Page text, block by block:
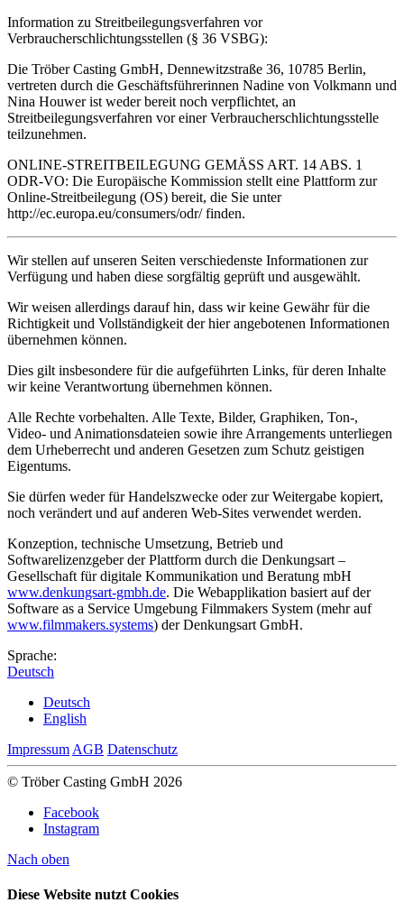
Information zu Streitbeilegungsverfahren vor
Verbraucherschlichtungsstellen (§ 36 VSBG):
Die Tröber Casting GmbH, Dennewitzstraße 36, 10785 Berlin,
vertreten durch die Geschäftsführerinnen Nadine von Volkmann und
Nina Houwer ist weder bereit noch verpflichtet, an
Streitbeilegungsverfahren vor einer Verbraucherschlichtungsstelle
teilzunehmen.
ONLINE-STREITBEILEGUNG GEMÄSS ART. 14 ABS. 1
ODR-VO: Die Europäische Kommission stellt eine Plattform zur
Online-Streitbeilegung (OS) bereit, die Sie unter
http://ec.europa.eu/consumers/odr/ finden.
Wir stellen auf unseren Seiten verschiedenste Informationen zur
Verfügung und haben diese sorgfältig geprüft und ausgewählt.
Wir weisen allerdings darauf hin, dass wir keine Gewähr für die
Richtigkeit und Vollständigkeit der hier angebotenen Informationen
übernehmen können.
Dies gilt insbesondere für die aufgeführten Links, für deren Inhalte
wir keine Verantwortung übernehmen können.
Alle Rechte vorbehalten. Alle Texte, Bilder, Graphiken, Ton-,
Video- und Animationsdateien sowie ihre Arrangements unterliegen
dem Urheberrecht und anderen Gesetzen zum Schutz geistigen
Eigentums.
Sie dürfen weder für Handelszwecke oder zur Weitergabe kopiert,
noch verändert und auf anderen Web-Sites verwendet werden.
Konzeption, technische Umsetzung, Betrieb und
Softwarelizenzgeber der Plattform durch die Denkungsart –
Gesellschaft für digitale Kommunikation und Beratung mbH
www.denkungsart-gmbh.de. Die Webapplikation basiert auf der
Software as a Service Umgebung Filmmakers System (mehr auf
www.filmmakers.systems) der Denkungsart GmbH.
Sprache:
Deutsch
Deutsch
English
Impressum AGB Datenschutz
© Tröber Casting GmbH 2026
Facebook
Instagram
Nach oben
Diese Website nutzt Cookies